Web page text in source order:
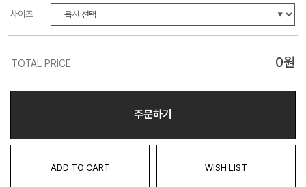
사이즈
TOTAL PRICE 0원
주문하기
ADD TO CART WISH LIST